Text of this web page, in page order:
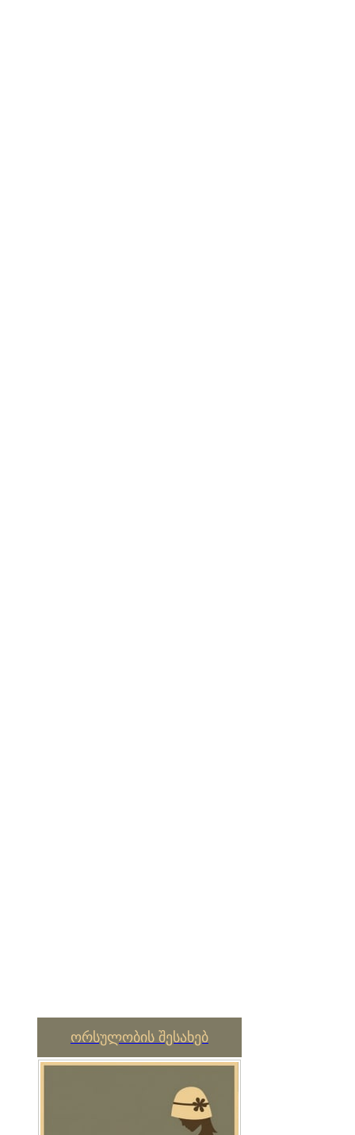
ორსულობის შესახებ